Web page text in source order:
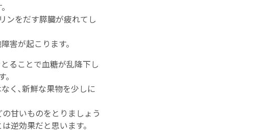
ンをだす膵臓が疲れてし
害が起こります。
ることで血糖が乱降下し
く､新鮮な果物を少しに
甘いものをとりましょう
逆効果だと思います。